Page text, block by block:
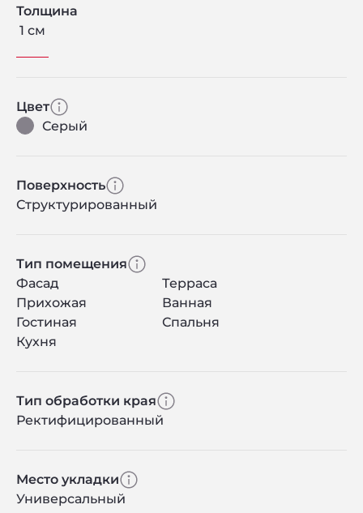
Толщина
1 см
Цвет
Серый
Поверхность
Структурированный
Тип помещения
Фасад
Терраса
Прихожая
Ванная
Гостиная
Спальня
Кухня
Тип обработки края
Ректифицированный
Место укладки
Универсальный